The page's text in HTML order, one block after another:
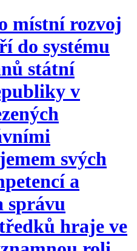
místní rozvoj
do systému
státní
v
svých
a
správu
hraje ve